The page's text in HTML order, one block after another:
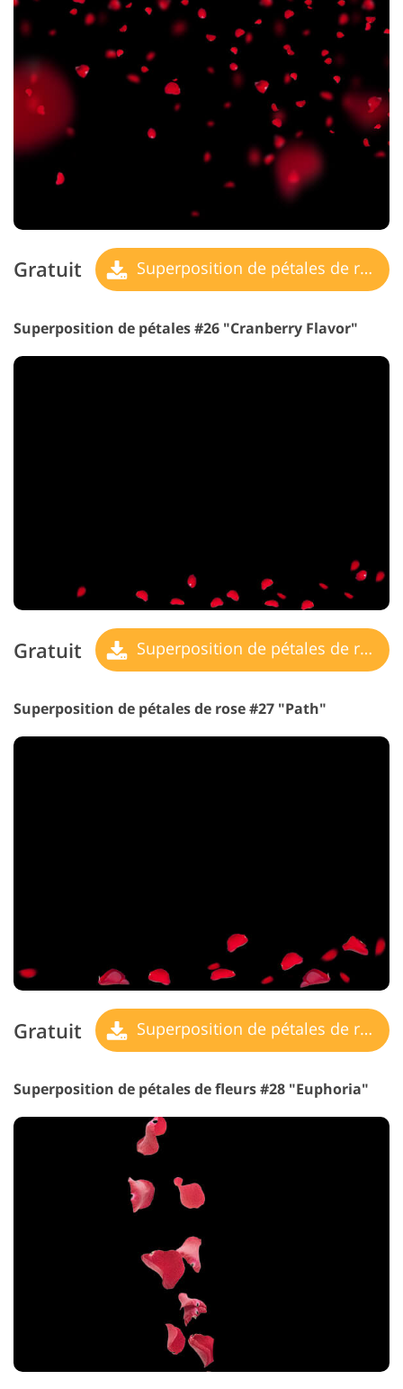
Gratuit Superposition de pétales de rose
Superposition de pétales #26 "Cranberry Flavor"
Gratuit Superposition de pétales de rose
Superposition de pétales de rose #27 "Path"
Gratuit Superposition de pétales de rose
Superposition de pétales de fleurs #28 "Euphoria"